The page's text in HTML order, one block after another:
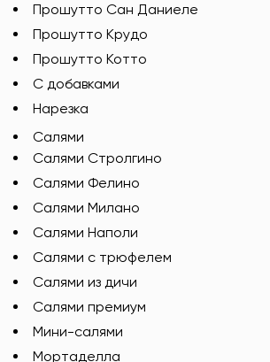
Прошутто Сан Даниеле
Прошутто Крудо
Прошутто Котто
С добавками
Нарезка
Салями
Салями Стролгино
Салями Фелино
Салями Милано
Салями Наполи
Салями с трюфелем
Салями из дичи
Салями премиум
Мини-салями
Мортаделла